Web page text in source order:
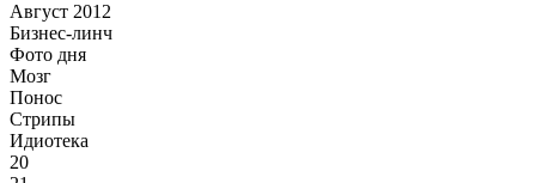
Август 2012
Бизнес-линч
Фото дня
Мозг
Понос
Стрипы
Идиотека
20